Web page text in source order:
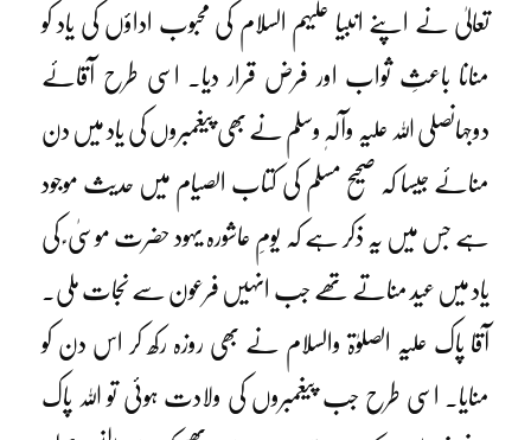
تعالیٰ نے اپنے انبیا علیہم السلام کی محبوب اداؤں کی یاد کو
منانا باعثِ ثواب اور فرض قرار دیا۔ اسی طرح آقائے
دوجہانصلی اللہ علیہ وآلہٖ وسلم نے بھی پیغمبروں کی یاد میں دن
منائے جیسا کہ صحیح مسلم کی کتاب الصیام میں حدیث موجود
ہے جس میں یہ ذکر ہے کہ یومِ عاشورہ یہود حضرت موسیٰ ؑ کی
یاد میں عید مناتے تھے جب انہیں فرعون سے نجات ملی۔
آقا پاک علیہ الصلوٰۃ والسلام نے بھی روزہ رکھ کر اس دن کو
منایا۔ اسی طرح جب پیغمبروں کی ولادت ہوئی تو اللہ پاک